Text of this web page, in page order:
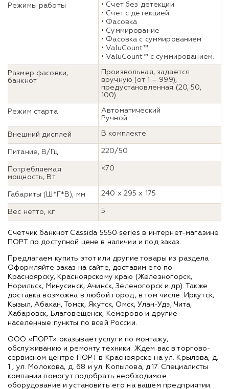
Режимы работы
• Счет без детекции
• Счет с детекцией
• Фасовка
• Суммирование
• Фасовка с суммированием
• ValuCount™
• ValuCount™ c суммированием.
Размер фасовки,
банкнот
Произвольная, задается
вручную (от 1 – 999),
предустановленная (20, 50,
100)
Режим старта
Автоматический
Ручной
Внешний дисплей В комплекте
Питание, В/Гц 220/50
Потребляемая
мощность, Вт
<70
Габариты (Ш*Г*В), мм 240 х 295 х 175
Вес нетто, кг 5
Счетчик банкнот Cassida 5550 series в интернет-магазине
ПОРТ по доступной цене в наличии и под заказ.
Предлагаем купить этот или другие товары из раздела .
Оформляйте заказ на сайте, доставим его по
Красноярску, Красноярскому краю (Железногорск,
Норильск, Минусинск, Ачинск, Зеленогорск и др). Также
доставка возможна в любой город, в том числе: Иркутск,
Кызыл, Абакан, Томск, Якутск, Омск, Улан-Удэ, Чита,
Хабаровск, Благовещенск, Кемерово и другие
населенные пункты по всей России.
ООО «ПОРТ» оказывает услуги по монтажу,
обслуживанию и ремонту техники. Ждем вас в торгово-
сервисном центре ПОРТ в Красноярске на ул. Крылова, д.
1 , ул. Молокова, д. 68 и ул. Копылова, д.17. Специалисты
компании помогут подобрать необходимое
оборудование и установить его на вашем предприятии.